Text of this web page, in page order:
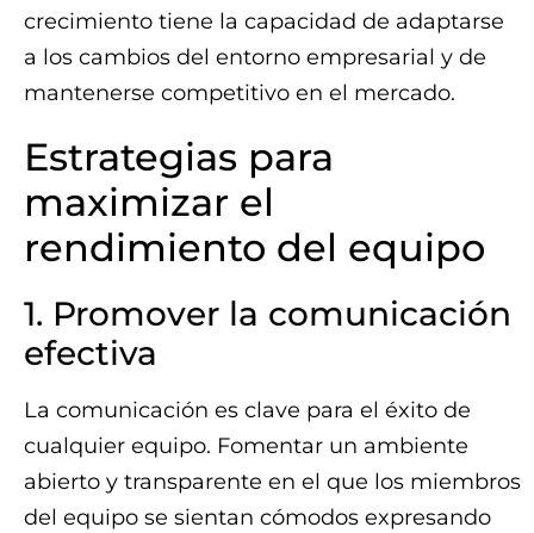
crecimiento tiene la capacidad de adaptarse
a los cambios del entorno empresarial y de
mantenerse competitivo en el mercado.
Estrategias para
maximizar el
rendimiento del equipo
1. Promover la comunicación
efectiva
La comunicación es clave para el éxito de
cualquier equipo. Fomentar un ambiente
abierto y transparente en el que los miembros
del equipo se sientan cómodos expresando